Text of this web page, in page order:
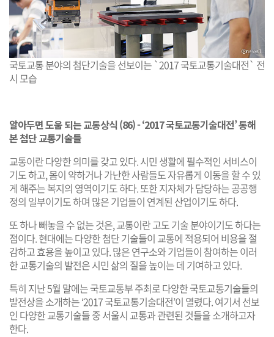
국토교통 분야의 첨단기술을 선보이는 `2017 국토교통기술대전` 전
시 모습
알아두면 도움 되는 교통상식 (86) - ‘2017 국토교통기술대전’ 통해
본 첨단 교통기술들
교통이란 다양한 의미를 갖고 있다. 시민 생활에 필수적인 서비스이
기도 하고, 몸이 약하거나 가난한 사람들도 자유롭게 이동을 할 수 있
게 해주는 복지의 영역이기도 하다. 또한 지자체가 담당하는 공공행
정의 일부이기도 하며 많은 기업들이 연계된 산업이기도 하다.
또 하나 빼놓을 수 없는 것은, 교통이란 고도 기술 분야이기도 하다는
점이다. 현대에는 다양한 첨단 기술들이 교통에 적용되어 비용을 절
감하고 효용을 높이고 있다. 많은 연구소와 기업들이 참여하는 이러
한 교통기술의 발전은 시민 삶의 질을 높이는 데 기여하고 있다.
특히 지난 5월 말에는 국토교통부 주최로 다양한 국토교통기술들의
발전상을 소개하는 ‘2017 국토교통기술대전’이 열렸다. 여기서 선보
인 다양한 교통기술들 중 서울시 교통과 관련된 것들을 소개하고자
한다.